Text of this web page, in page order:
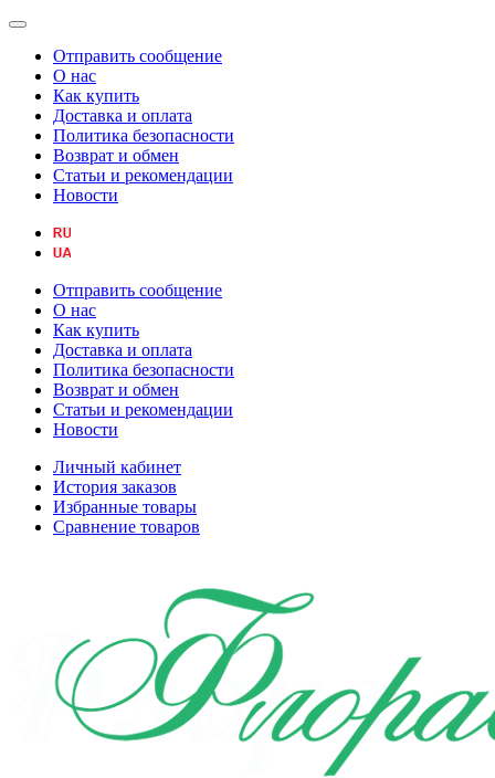
Отправить сообщение
О нас
Как купить
Доставка и оплата
Политика безопасности
Возврат и обмен
Статьи и рекомендации
Новости
Отправить сообщение
О нас
Как купить
Доставка и оплата
Политика безопасности
Возврат и обмен
Статьи и рекомендации
Новости
Личный кабинет
История заказов
Избранные товары
Сравнение товаров